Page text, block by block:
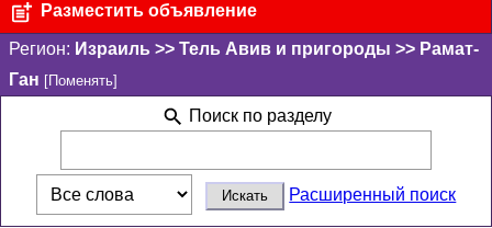
Разместить объявление
Регион: Израиль >> Тель Авив и пригороды >> Рамат-
Ган [Поменять]
Поиск по разделу
Расширенный поиск